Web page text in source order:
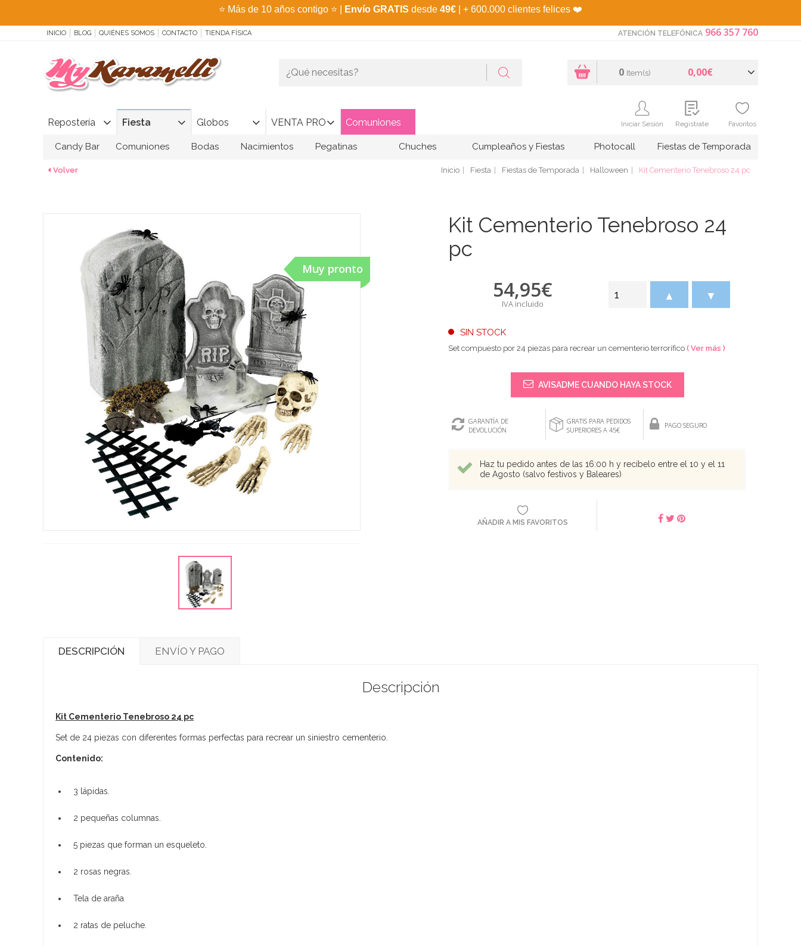
⭐ Más de 10 años contigo ⭐ Envío GRATIS desde 49€ | + 600.000 clientes felices ❤️
INICIO BLOG QUIÉNES SOMOS CONTACTO TIENDA FÍSICA ATENCIÓN TELEFÓNICA 966 357 760
Repostería Fiesta Globos VENTA PRO Comuniones
0 Item(s) 0,00€
Iniciar Sesión Regístrate Favoritos
Candy Bar Comuniones Bodas Nacimientos Pegatinas Chuches Cumpleaños y Fiestas Photocall Fiestas de Temporada
Volver Inicio Fiesta Fiestas de Temporada Halloween Kit Cementerio Tenebroso 24 pc
Muy pronto
Kit Cementerio Tenebroso 24
pc
54,95€
IVA incluido
SIN STOCK
▲ ▼
Set compuesto por 24 piezas para recrear un cementerio terrorífico ( Ver más )
AVISADME CUANDO HAYA STOCK
GARANTÍA DE
DEVOLUCIÓN
GRATIS PARA PEDIDOS
SUPERIORES A 45€
PAGO SEGURO
Haz tu pedido antes de las 16:00 h y recíbelo entre el 10 y el 11
de Agosto (salvo festivos y Baleares)
AÑADIR A MIS FAVORITOS
DESCRIPCIÓN ENVÍO Y PAGO
Descripción
Kit Cementerio Tenebroso 24 pc
Set de 24 piezas con diferentes formas perfectas para recrear un siniestro cementerio.
Contenido:
3 lápidas.
2 pequeñas columnas.
5 piezas que forman un esqueleto.
2 rosas negras.
Tela de araña
2 ratas de peluche.